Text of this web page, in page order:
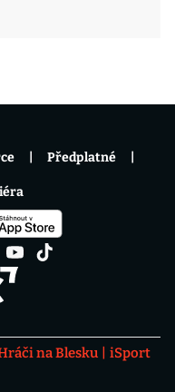
na Blesku
iSport
Předplatné